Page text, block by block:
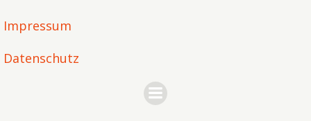
Impressum
Datenschutz